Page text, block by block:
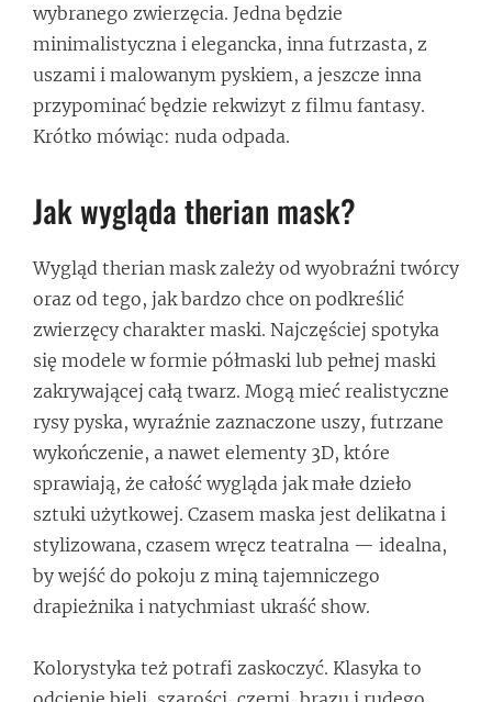
wybranego zwierzęcia. Jedna będzie
minimalistyczna i elegancka, inna futrzasta, z
uszami i malowanym pyskiem, a jeszcze inna
przypominać będzie rekwizyt z filmu fantasy.
Krótko mówiąc: nuda odpada.
Jak wygląda therian mask?
Wygląd therian mask zależy od wyobraźni twórcy
oraz od tego, jak bardzo chce on podkreślić
zwierzęcy charakter maski. Najczęściej spotyka
się modele w formie półmaski lub pełnej maski
zakrywającej całą twarz. Mogą mieć realistyczne
rysy pyska, wyraźnie zaznaczone uszy, futrzane
wykończenie, a nawet elementy 3D, które
sprawiają, że całość wygląda jak małe dzieło
sztuki użytkowej. Czasem maska jest delikatna i
stylizowana, czasem wręcz teatralna — idealna,
by wejść do pokoju z miną tajemniczego
drapieżnika i natychmiast ukraść show.
Kolorystyka też potrafi zaskoczyć. Klasyka to